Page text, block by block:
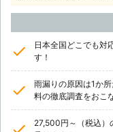
日本全国どこでも対
す！
雨漏りの原因は1か
料の徹底調査をおこ
27,500円～（税込）